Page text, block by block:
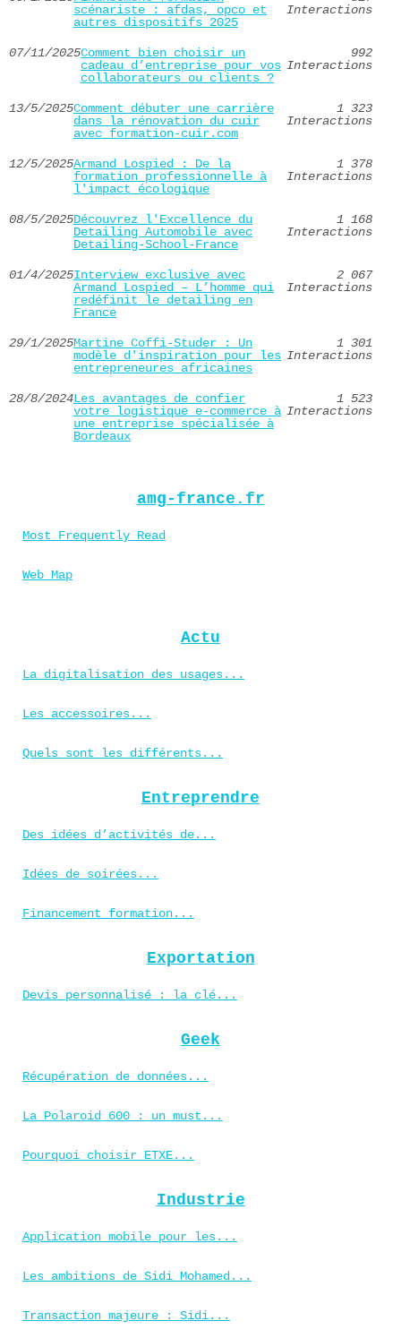
scénariste : afdas, opco et
autres dispositifs 2025
Interactions
07/11/2025Comment bien choisir un
cadeau d’entreprise pour vos
collaborateurs ou clients ?
992
Interactions
13/5/2025Comment débuter une carrière
dans la rénovation du cuir
avec formation-cuir.com
1 323
Interactions
12/5/2025Armand Lospied : De la
formation professionnelle à
l'impact écologique
1 378
Interactions
08/5/2025Découvrez l'Excellence du
Detailing Automobile avec
Detailing-School-France
1 168
Interactions
01/4/2025Interview exclusive avec
Armand Lospied – L’homme qui
redéfinit le detailing en
France
2 067
Interactions
29/1/2025Martine Coffi-Studer : Un
modèle d'inspiration pour les
entrepreneures africaines
1 301
Interactions
28/8/2024Les avantages de confier
votre logistique e-commerce à
une entreprise spécialisée à
Bordeaux
1 523
Interactions
amg-france.fr
Most Frequently Read
Web Map
Actu
La digitalisation des usages...
Les accessoires...
Quels sont les différents...
Entreprendre
Des idées d’activités de...
Idées de soirées...
Financement formation...
Exportation
Devis personnalisé : la clé...
Geek
Récupération de données...
La Polaroid 600 : un must...
Pourquoi choisir ETXE...
Industrie
Application mobile pour les...
Les ambitions de Sidi Mohamed...
Transaction majeure : Sidi...